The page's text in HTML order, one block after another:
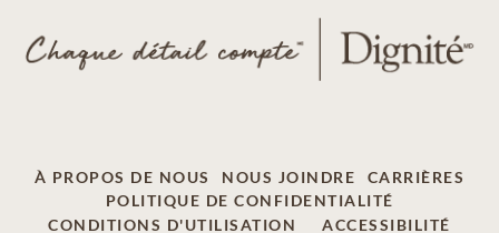
À PROPOS DE NOUS NOUS JOINDRE
CARRIÈRES
POLITIQUE DE CONFIDENTIALITÉ
CONDITIONS D'UTILISATION
ACCESSIBILITÉ